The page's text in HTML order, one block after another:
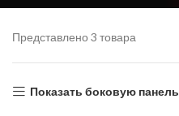
Представлено 3 товара
Показать боковую панель